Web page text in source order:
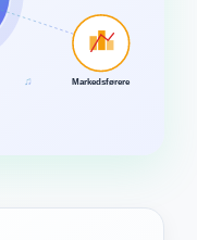
Markedsførere
♫